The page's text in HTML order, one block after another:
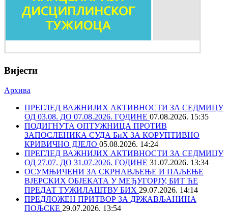
Вијести
Архива
ПРЕГЛЕД ВАЖНИЈИХ АКТИВНОСТИ ЗА СЕДМИЦУ
ОД 03.08. ДО 07.08.2026. ГОДИНЕ 07.08.2026. 15:35
ПОДИГНУТА ОПТУЖНИЦА ПРОТИВ
ЗАПОСЛЕНИКА СУДА БиХ ЗА КОРУПТИВНО
КРИВИЧНО ДЈЕЛО 05.08.2026. 14:24
ПРЕГЛЕД ВАЖНИЈИХ АКТИВНОСТИ ЗА СЕДМИЦУ
ОД 27.07. ДО 31.07.2026. ГОДИНЕ 31.07.2026. 13:34
ОСУМЊИЧЕНИ ЗА СКРНАВЉЕЊЕ И ПАЉЕЊЕ
ВЈЕРСКИХ ОБЈЕКАТА У МЕЂУГОРЈУ, БИТ ЋЕ
ПРЕДАТ ТУЖИЛАШТВУ БИХ 29.07.2026. 14:14
ПРЕДЛОЖЕН ПРИТВОР ЗА ДРЖАВЉАНИНА
ПОЉСКЕ 29.07.2026. 13:54